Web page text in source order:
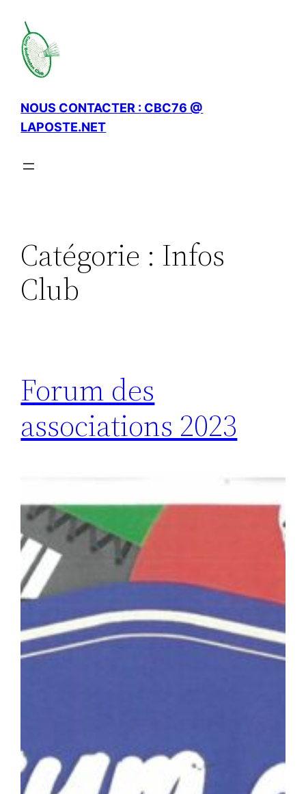
contenu
NOUS CONTACTER : CBC76 @
LAPOSTE.NET
Catégorie : Infos
Club
Forum des
associations 2023